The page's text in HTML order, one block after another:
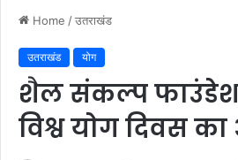
Home /उतराखंड
उतराखंड योग
शैल संकल्प फाउंडेशन
विश्व योग दिवस